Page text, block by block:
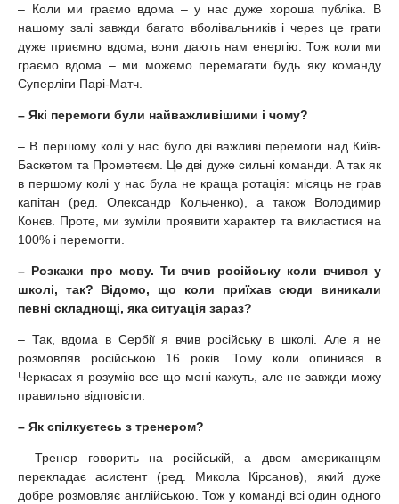
– Коли ми граємо вдома – у нас дуже хороша публіка. В
нашому залі завжди багато вболівальників і через це грати
дуже приємно вдома, вони дають нам енергію. Тож коли ми
граємо вдома – ми можемо перемагати будь яку команду
Суперліги Парі-Матч.
– Які перемоги були найважливішими і чому?
– В першому колі у нас було дві важливі перемоги над Київ-
Баскетом та Прометеєм. Це дві дуже сильні команди. А так як
в першому колі у нас була не краща ротація: місяць не грав
капітан (ред. Олександр Кольченко), а також Володимир
Конєв. Проте, ми зуміли проявити характер та викластися на
100% і перемогти.
– Розкажи про мову. Ти вчив російську коли вчився у
школі, так? Відомо, що коли приїхав сюди виникали
певні складнощі, яка ситуація зараз?
– Так, вдома в Сербії я вчив російську в школі. Але я не
розмовляв російською 16 років. Тому коли опинився в
Черкасах я розумію все що мені кажуть, але не завжди можу
правильно відповісти.
– Як спілкуєтесь з тренером?
– Тренер говорить на російській, а двом американцям
перекладає асистент (ред. Микола Кірсанов), який дуже
добре розмовляє англійською. Тож у команді всі один одного